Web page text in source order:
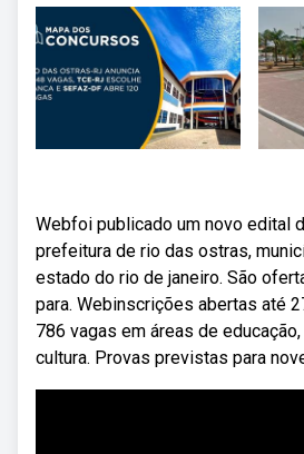
Webfoi publicado um novo edital
prefeitura de rio das ostras,
estado do rio de janeiro. São
para. Webinscrições abertas até
786 vagas em áreas de
cultura. Provas previstas para